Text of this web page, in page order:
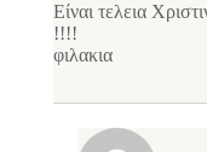
Είναι τελεια
!!!!
φιλακια